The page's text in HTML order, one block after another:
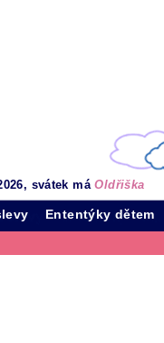
svátek máOldřiška
Ententýky dětem